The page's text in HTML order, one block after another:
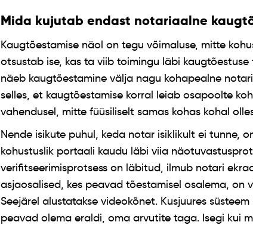
Mida kujutab endast notariaalne
Kaugtõestamise näol on tegu võimaluse, mitte
otsustab ise, kas ta viib toimingu läbi kaugtõestuse
näeb kaugtõestamine välja nagu kohapealne
selles, et kaugtõestamise korral leiab osapoolte
vahendusel, mitte füüsiliselt samas kohas kohal
Nende isikute puhul, keda notar isiklikult ei tunne,
kohustuslik portaali kaudu läbi viia
verifitseerimisprotsess on läbitud, ilmub notari
asjaosalised, kes peavad tõestamisel osalema, on
Seejärel alustatakse videokõnet. Kusjuures
peavad olema eraldi, oma arvutite taga. Isegi kui